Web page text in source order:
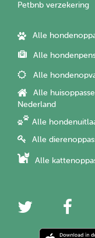
Petbnb verzekering
Alle
Alle
Alle
Alle
Nederland
Alle
Alle
Alle